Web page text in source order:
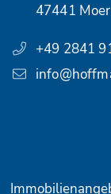
47441
+49 2841